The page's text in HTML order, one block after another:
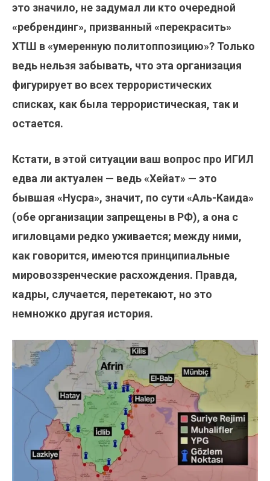
это значило, не задумал ли кто очередной
«ребрендинг», призванный «перекрасить»
ХТШ в «умеренную политоппозицию»? Только
ведь нельзя забывать, что эта организация
фигурирует во всех террористических
списках, как была террористическая, так и
остается.
Кстати, в этой ситуации ваш вопрос про ИГИЛ
едва ли актуален — ведь «Хейат» — это
бывшая «Нусра», значит, по сути «Аль-Каида»
(обе организации запрещены в РФ), а она с
игиловцами редко уживается; между ними,
как говорится, имеются принципиальные
мировоззренческие расхождения. Правда,
кадры, случается, перетекают, но это
немножко другая история.